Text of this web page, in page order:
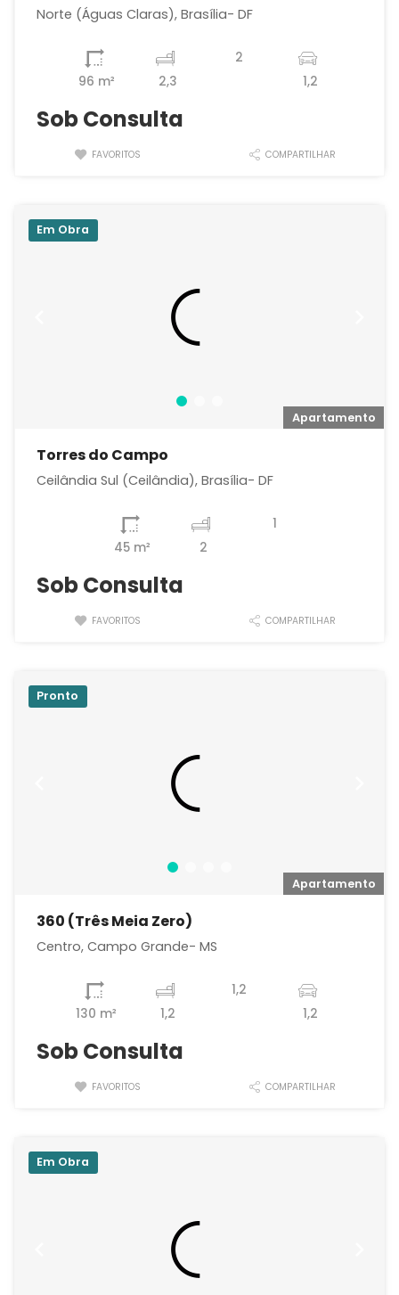
Norte (Águas Claras), Brasília- DF
96 m² 2,3
2
1,2
Sob Consulta
FAVORITOS COMPARTILHAR
Apartamento
Em Obra
Torres do Campo
Ceilândia Sul (Ceilândia), Brasília- DF
45 m² 2
1
Sob Consulta
FAVORITOS COMPARTILHAR
Apartamento
Pronto
360 (Três Meia Zero)
Centro, Campo Grande- MS
130 m² 1,2
1,2
1,2
Sob Consulta
FAVORITOS COMPARTILHAR
Em Obra